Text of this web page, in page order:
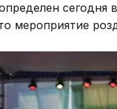
мероприятие